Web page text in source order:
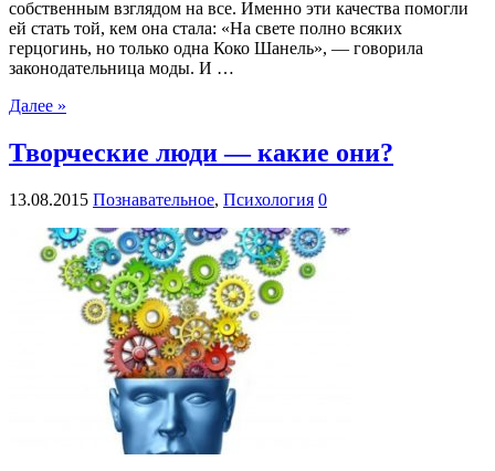
собственным взглядом на все. Именно эти качества помогли
ей стать той, кем она стала: «На свете полно всяких
герцогинь, но только одна Коко Шанель», — говорила
законодательница моды. И …
Далее »
Творческие люди — какие они?
13.08.2015 Познавательное, Психология 0